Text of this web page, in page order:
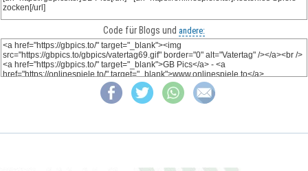
Code für Blogs und andere: